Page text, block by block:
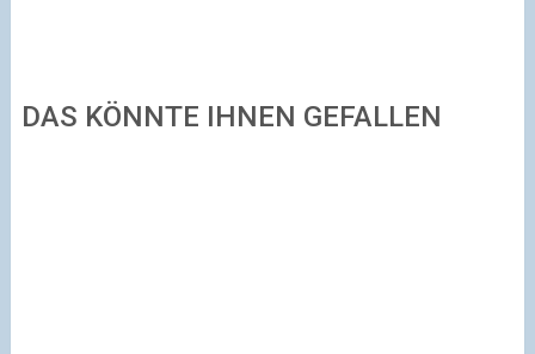
DAS KÖNNTE IHNEN GEFALLEN